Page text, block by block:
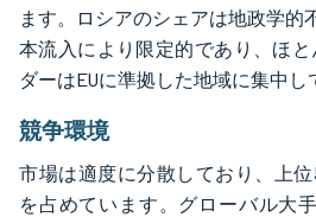
ます。ロシアのシェアは地政学的
本流入により限定的であり、ほ
ダーはEUに準拠した地域に集中し
競争環境
市場は適度に分散しており、上
を占めています。グローバル大